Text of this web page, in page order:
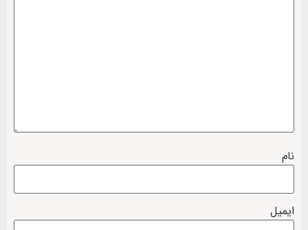
نام
ایمیل